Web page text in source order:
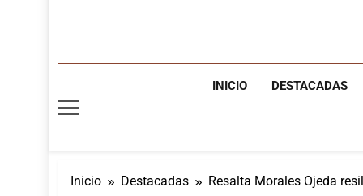
INICIO DESTACADAS
Inicio Destacadas Resalta Morales Ojeda